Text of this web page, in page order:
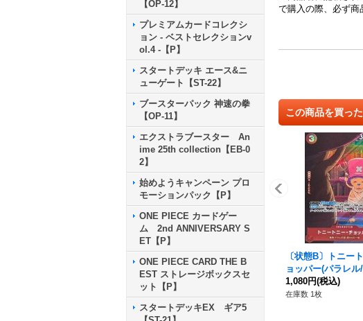
【OP-12】
プレミアムカードコレクシ
ョン - ベストセレクションv
ol.4 -【P】
スタートデッキ エース&ニ
ューゲート【ST-22】
ブースターパック 神速の拳
【OP-11】
エクストラブースター An
ime 25th collection【EB-0
2】
始めようキャンペーン プロ
モーションパック【P】
ONE PIECE カードゲー
ム 2nd ANNIVERSARY S
ET【P】
ONE PIECE CARD THE B
EST ストレージボックスセ
ット【P】
スタートデッキEX ギア5
で購入の際、必ず商
この商品を買っ
〔状態B〕トニー
ョッパー(パラレ
ka Fukaya)【R/P】
3}
1,080円(税込)
在庫数 1枚